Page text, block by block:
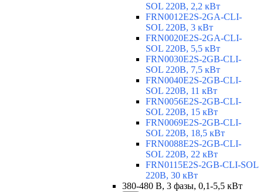
SOL 220В, 2,2 кВт
FRN0012E2S-2GA-CLI-
SOL 220В, 3 кВт
FRN0020E2S-2GA-CLI-
SOL 220В, 5,5 кВт
FRN0030E2S-2GB-CLI-
SOL 220В, 7,5 кВт
FRN0040E2S-2GB-CLI-
SOL 220В, 11 кВт
FRN0056E2S-2GB-CLI-
SOL 220В, 15 кВт
FRN0069E2S-2GB-CLI-
SOL 220В, 18,5 кВт
FRN0088E2S-2GB-CLI-
SOL 220В, 22 кВт
FRN0115E2S-2GB-CLI-SOL
220В, 30 кВт
380-480 В, 3 фазы, 0,1-5,5 кВт